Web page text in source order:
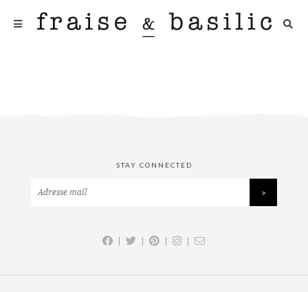
STAY CONNECTED
| | | |